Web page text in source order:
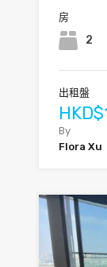
房
2
出租盤
By
Flora Xu